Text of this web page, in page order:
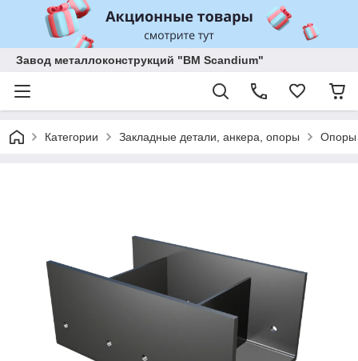
Завод металлоконструкций "BM Scandium"
Категории Закладные детали, анкера, опоры Опоры